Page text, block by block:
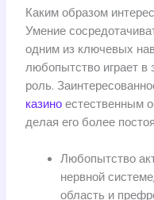
Каким образом
Умение
одним из ключевых
любопытство играет
роль.
казиноестественным
делая его более
Любопытство
нервной
область и